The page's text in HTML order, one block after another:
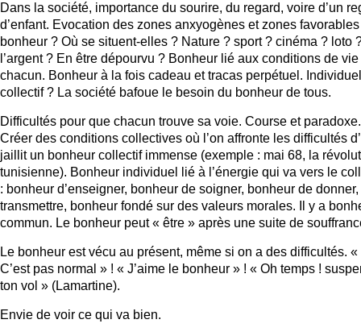
Dans la société, importance du sourire, du regard, voire d’un
d’enfant. Evocation des zones anxyogènes et zones
bonheur ? Où se situent-elles ? Nature ? sport ? cinéma ? loto
l’argent ? En être dépourvu ? Bonheur lié aux conditions de
chacun. Bonheur à la fois cadeau et tracas perpétuel.
collectif ? La société bafoue le besoin du bonheur de tous.
Difficultés pour que chacun trouve sa voie. Course et paradoxe.
Créer des conditions collectives où l’on affronte les difficultés
jaillit un bonheur collectif immense (exemple : mai 68, la
tunisienne). Bonheur individuel lié à l’énergie qui va vers le
: bonheur d’enseigner, bonheur de soigner, bonheur de
transmettre, bonheur fondé sur des valeurs morales. Il y a
commun. Le bonheur peut « être » après une suite de
Le bonheur est vécu au présent, même si on a des difficultés. «
C’est pas normal » ! « J’aime le bonheur » ! « Oh temps !
ton vol » (Lamartine).
Envie de voir ce qui va bien.